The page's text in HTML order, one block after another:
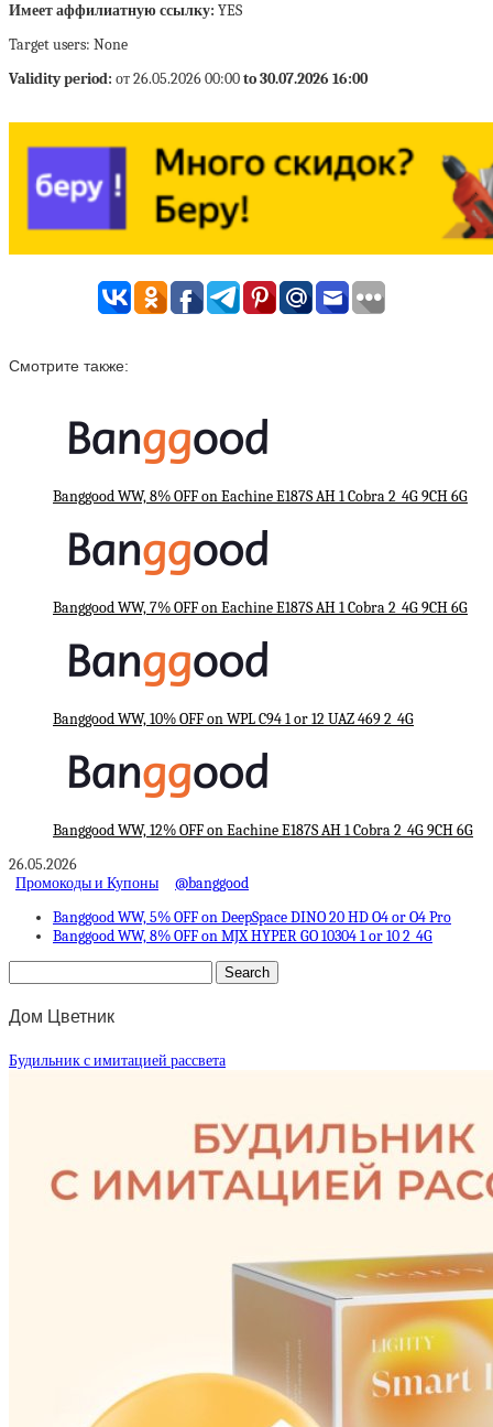
Имеет аффилиатную ссылку: YES
Target users: None
Validity period: от 26.05.2026 00:00to 30.07.2026 16:00
Смотрите также:
Banggood WW, 8% OFF on Eachine E187S AH 1 Cobra 2_4G 9CH 6G
Banggood WW, 7% OFF on Eachine E187S AH 1 Cobra 2_4G 9CH 6G
Banggood WW, 10% OFF on WPL C94 1 or 12 UAZ 469 2_4G
Banggood WW, 12% OFF on Eachine E187S AH 1 Cobra 2_4G 9CH 6G
26.05.2026
Промокоды и Купоны
@banggood
Banggood WW, 5% OFF on DeepSpace DINO 20 HD O4 or O4 Pro
Banggood WW, 8% OFF on MJX HYPER GO 10304 1 or 10 2_4G
Дом Цветник
Будильник с имитацией рассвета